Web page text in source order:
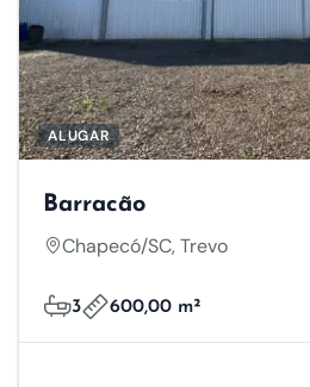
ALUGAR
Barracão
Chapecó/SC, Trevo
3 600,00 m²